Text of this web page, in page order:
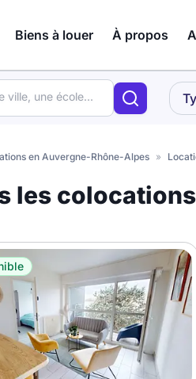
Biens à louer À propos
en Auvergne-Rhône-Alpes »
les